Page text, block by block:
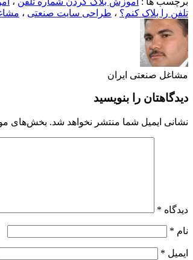
تلفن را بلاک کنم؟ ، طراحی سایت صنعتی ،
مشاغل صنعتی ایران
دیدگاهتان را بنویسید
نشانی ایمیل شما منتشر نخواهد شد. بخش‌های
دیدگاه *
نام *
ایمیل *